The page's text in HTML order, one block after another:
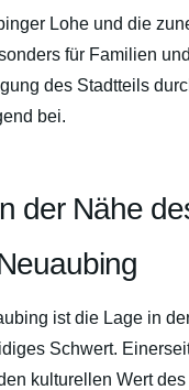
Lohe und die
für Familien
des Stadtteils
bei.
der Nähe
ist die Lage in
Schwert.
kulturellen Wert